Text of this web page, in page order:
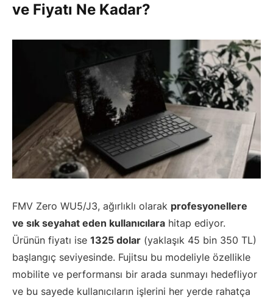
ve Fiyatı Ne Kadar?
FMV Zero WU5/J3, ağırlıklı olarak profesyonellere
ve sık seyahat eden kullanıcılara hitap ediyor.
Ürünün fiyatı ise 1325 dolar (yaklaşık 45 bin 350 TL)
başlangıç seviyesinde. Fujitsu bu modeliyle özellikle
mobilite ve performansı bir arada sunmayı hedefliyor
ve bu sayede kullanıcıların işlerini her yerde rahatça